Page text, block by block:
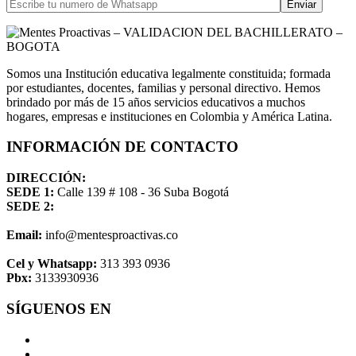
Somos una Institución educativa legalmente constituida; formada
por estudiantes, docentes, familias y personal directivo. Hemos
brindado por más de 15 años servicios educativos a muchos
hogares, empresas e instituciones en Colombia y América Latina.
INFORMACIÓN DE CONTACTO
DIRECCIÓN:
SEDE 1: Calle 139 # 108 - 36 Suba Bogotá
SEDE 2:
Email: info@mentesproactivas.co
Cel y Whatsapp: 313 393 0936
Pbx: 3133930936
SÍGUENOS EN